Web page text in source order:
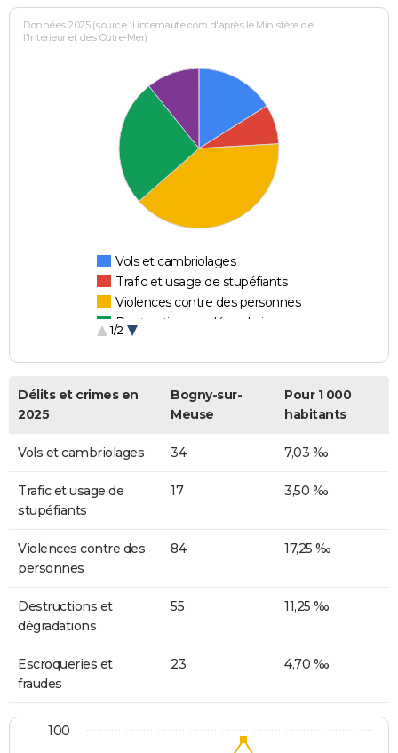
Données 2025 (source : Linternaute.com d'après le Ministère de
l'Intérieur et des Outre-Mer)
Vols et cambriolages
Trafic et usage de stupéfiants
Violences contre des personnes
Destructions et dégradations
1/2
Délits et crimes en
2025
Bogny-sur-
Meuse
Pour 1 000
habitants
Vols et cambriolages 34 7,03 ‰
Trafic et usage de
stupéfiants
17 3,50 ‰
Violences contre des
personnes
84 17,25 ‰
Destructions et
dégradations
55 11,25 ‰
Escroqueries et
fraudes
23 4,70 ‰
100